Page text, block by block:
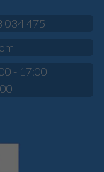
034 475
- 17:00